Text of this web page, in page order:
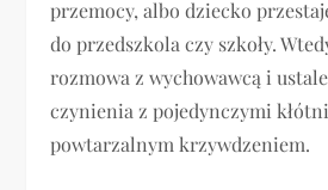
przemocy, albo dziecko
do przedszkola czy szkoły.
rozmowa z wychowawcą i
czynienia z pojedynczymi
powtarzalnym krzywdzeniem.